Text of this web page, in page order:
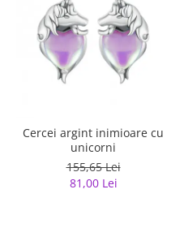
Cercei argint inimioare cu
unicorni
155,65 Lei
81,00 Lei